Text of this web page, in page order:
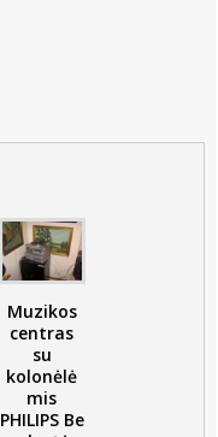
Muzikos
centras
su
kolonėlė
mis
PHILIPS Be